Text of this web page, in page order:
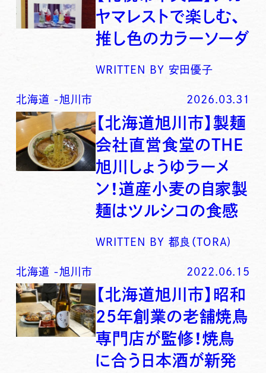
ヤマレストで楽しむ、
推し色のカラーソーダ
WRITTEN BY 安田優子
北海道 -旭川市 2026.03.31
【北海道旭川市】製麺
会社直営食堂のTHE
旭川しょうゆラーメ
ン！道産小麦の自家製
麺はツルシコの食感
WRITTEN BY 都良（TORA)
北海道 -旭川市 2022.06.15
【北海道旭川市】昭和
25年創業の老舗焼鳥
専門店が監修！焼鳥
に合う日本酒が新発